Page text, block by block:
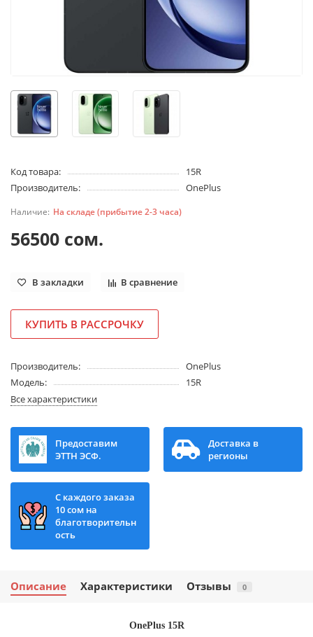
Код товара:
15R
Производитель:
OnePlus
На складе (прибытие 2-3 часа)
56500 сом.
В закладки В сравнение
КУПИТЬ В РАССРОЧКУ
Производитель:
OnePlus
Модель:
15R
Все характеристики
Предоставим
ЭТТН ЭСФ.
Доставка в
регионы
С каждого заказа
10 сом на
благотворительн
ость
Описание Характеристики Отзывы 0
OnePlus 15R